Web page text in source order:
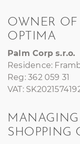
OWNER OF
OPTIMA
Palm Corp s.r.o.
Residence:
Reg: 362 059 31
VAT:
SHOPPING